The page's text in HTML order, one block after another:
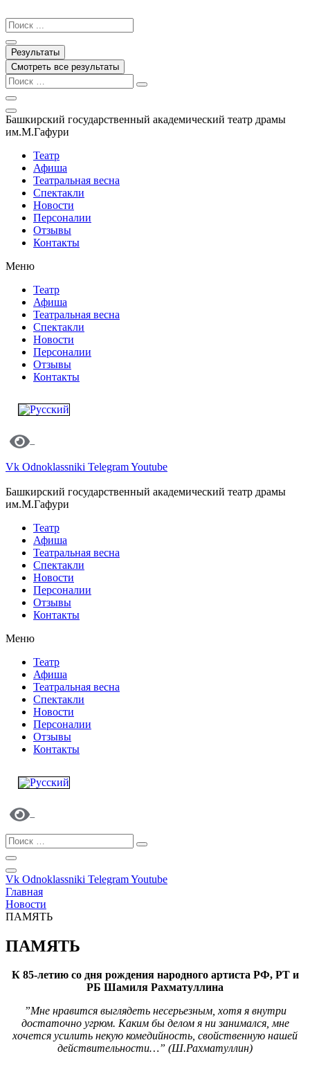
к
содержимому
Search
...
Результаты
Смотреть все результаты
Башкирский государственный академический театр драмы
им.М.Гафури
Театр
Афиша
Театральная весна
Спектакли
Новости
Персоналии
Отзывы
Контакты
Меню
Театр
Афиша
Театральная весна
Спектакли
Новости
Персоналии
Отзывы
Контакты
Vk Odnoklassniki TelegramYoutube
Башкирский государственный академический театр драмы
им.М.Гафури
Театр
Афиша
Театральная весна
Спектакли
Новости
Персоналии
Отзывы
Контакты
Меню
Театр
Афиша
Театральная весна
Спектакли
Новости
Персоналии
Отзывы
Контакты
Vk Odnoklassniki TelegramYoutube
Главная
Новости
ПАМЯТЬ
ПАМЯТЬ
К 85-летию со дня рождения народного артиста РФ, РТ и
РБ Шамиля Рахматуллина
”Мне нравится выглядеть несерьезным, хотя я внутри
достаточно угрюм. Каким бы делом я ни занимался, мне
хочется усилить некую комедийность, свойственную нашей
действительности…” (Ш.Рахматуллин)